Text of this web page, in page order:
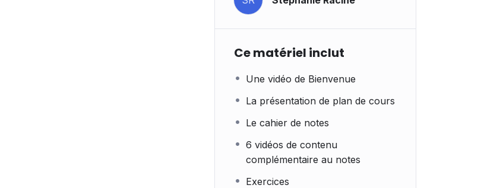
Ce matériel inclut
Une vidéo de Bienvenue
La présentation de plan de cours
Le cahier de notes
6 vidéos de contenu
complémentaire au notes
Exercices